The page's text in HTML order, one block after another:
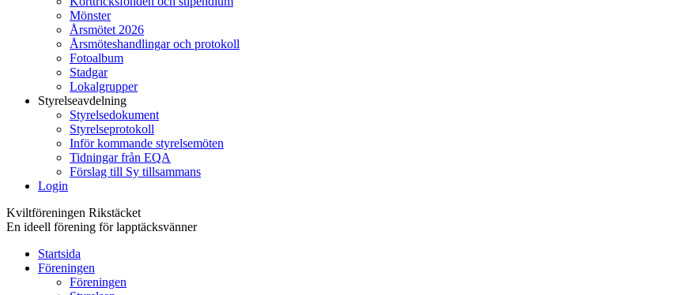
Mönster
Årsmötet 2026
Årsmöteshandlingar och protokoll
Fotoalbum
Stadgar
Lokalgrupper
Styrelseavdelning
Styrelsedokument
Styrelseprotokoll
Inför kommande styrelsemöten
Tidningar från EQA
Förslag till Sy tillsammans
Login
Kviltföreningen Rikstäcket
En ideell förening för lapptäcksvänner
Startsida
Föreningen
Föreningen